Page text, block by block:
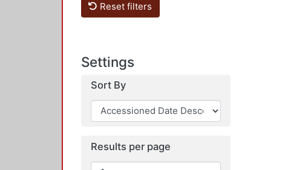
Reset filters
Settings
Sort By
Results per page